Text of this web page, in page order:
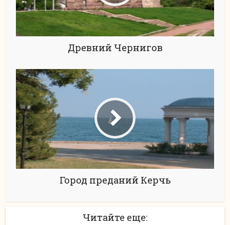
Древний Чернигов
Город преданий Керчь
Читайте еще: